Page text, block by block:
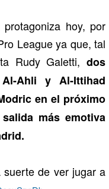
hoy, por
League ya que, tal
Rudy Galetti, dos
Ahli y Al-Ittihad
en el próximo
más emotiva
de ver jugar a